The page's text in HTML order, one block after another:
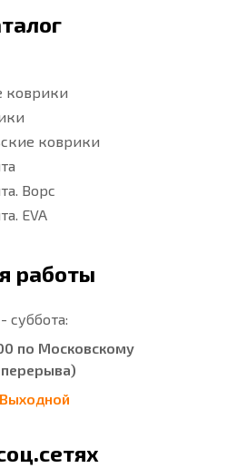
коврики
коврики
Ворс
EVA
работы
суббота:
по Московскому
Выходной